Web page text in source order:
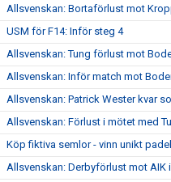
Allsvenskan: Bortaförlust mot
USM för F14: Inför steg 4
Allsvenskan: Tung förlust mot
Allsvenskan: Inför match mot
Allsvenskan: Patrick Wester kvar
Allsvenskan: Förlust i mötet med
Köp fiktiva semlor - vinn unikt
Allsvenskan: Derbyförlust mot AIK